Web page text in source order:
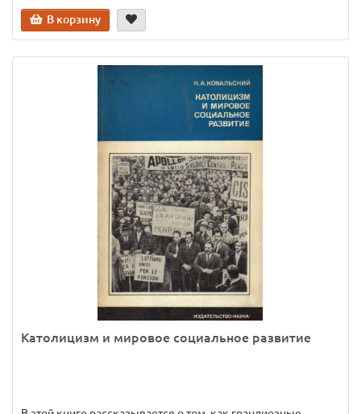
В корзину
Католицизм и мировое социальное развитие